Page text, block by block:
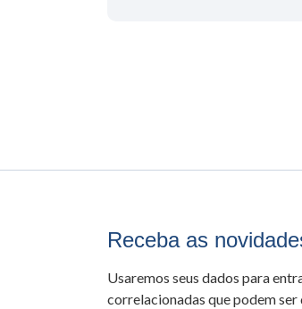
Receba as
Usaremos seus dados para
correlacionadas que podem ser